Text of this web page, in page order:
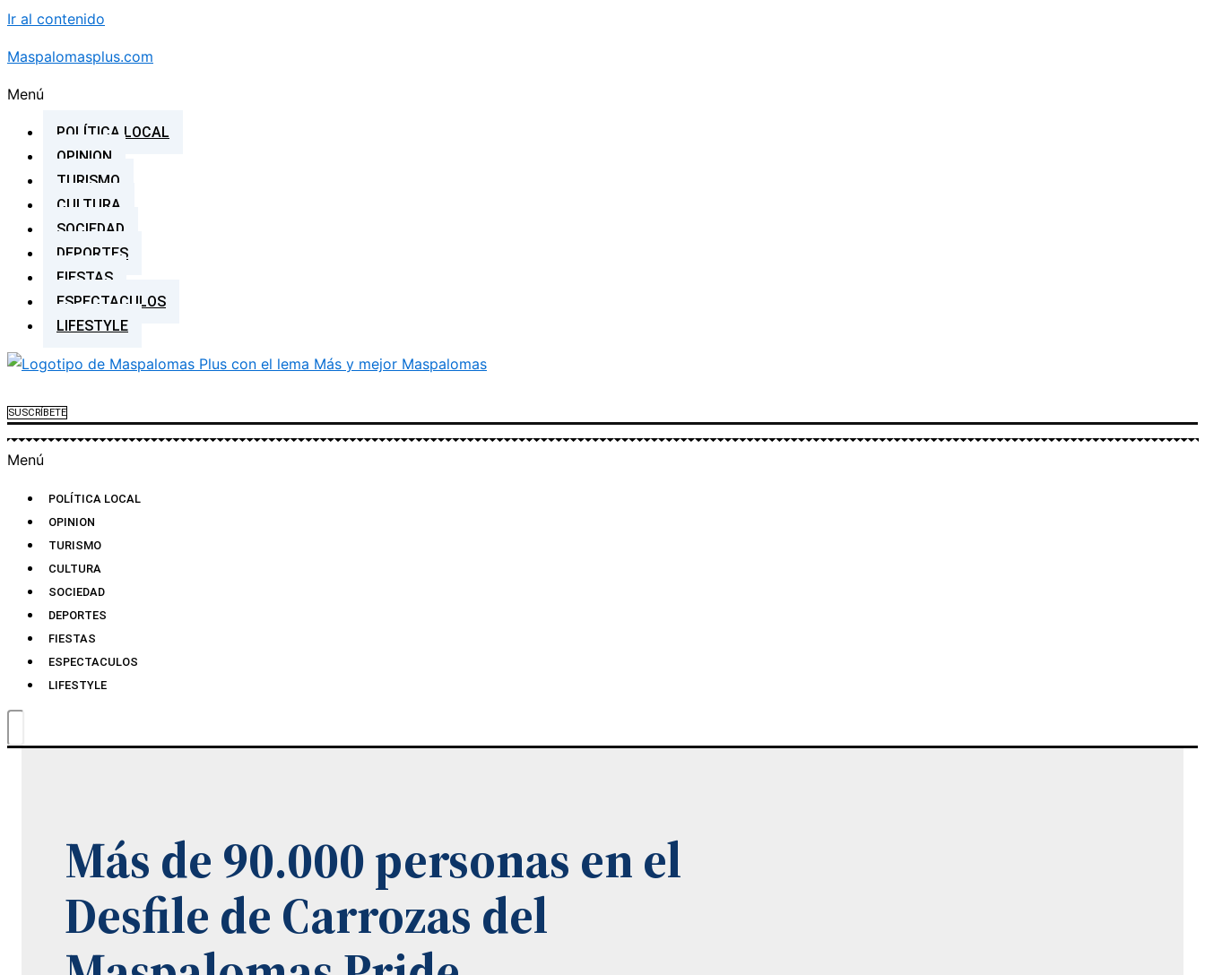
Ir al contenido
Maspalomasplus.com
Menú
POLÍTICA LOCAL
OPINION
TURISMO
CULTURA
SOCIEDAD
DEPORTES
FIESTAS
ESPECTACULOS
LIFESTYLE
SUSCRÍBETE
Menú
POLÍTICA LOCAL
OPINION
TURISMO
CULTURA
SOCIEDAD
DEPORTES
FIESTAS
ESPECTACULOS
LIFESTYLE
Más de 90.000 personas en el
Desfile de Carrozas del